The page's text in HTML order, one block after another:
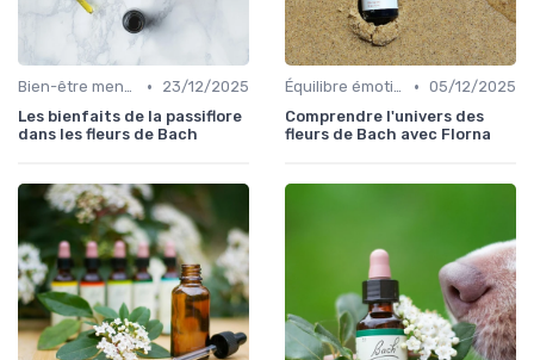
Bien-être mental •
23/12/2025
Les bienfaits de la passiflore
dans les fleurs de Bach
Équilibre émotionnel • 05/12/2025
Comprendre l'univers des
fleurs de Bach avec Florna